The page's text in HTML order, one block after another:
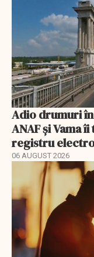
Adio drumuri
ANAF și Vama
registru
06 AUGUST 2026